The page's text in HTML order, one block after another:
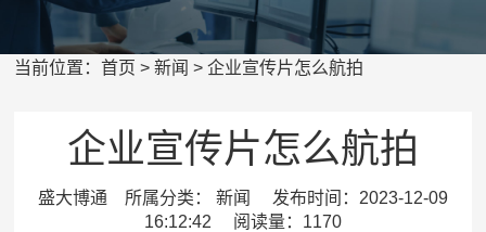
当前位置：首页 >新闻 > 企业宣传片怎么航拍
企业宣传片怎么航拍
盛大博通 所属分类： 新闻 发布时间：2023-12-09
16:12:42 阅读量：1170